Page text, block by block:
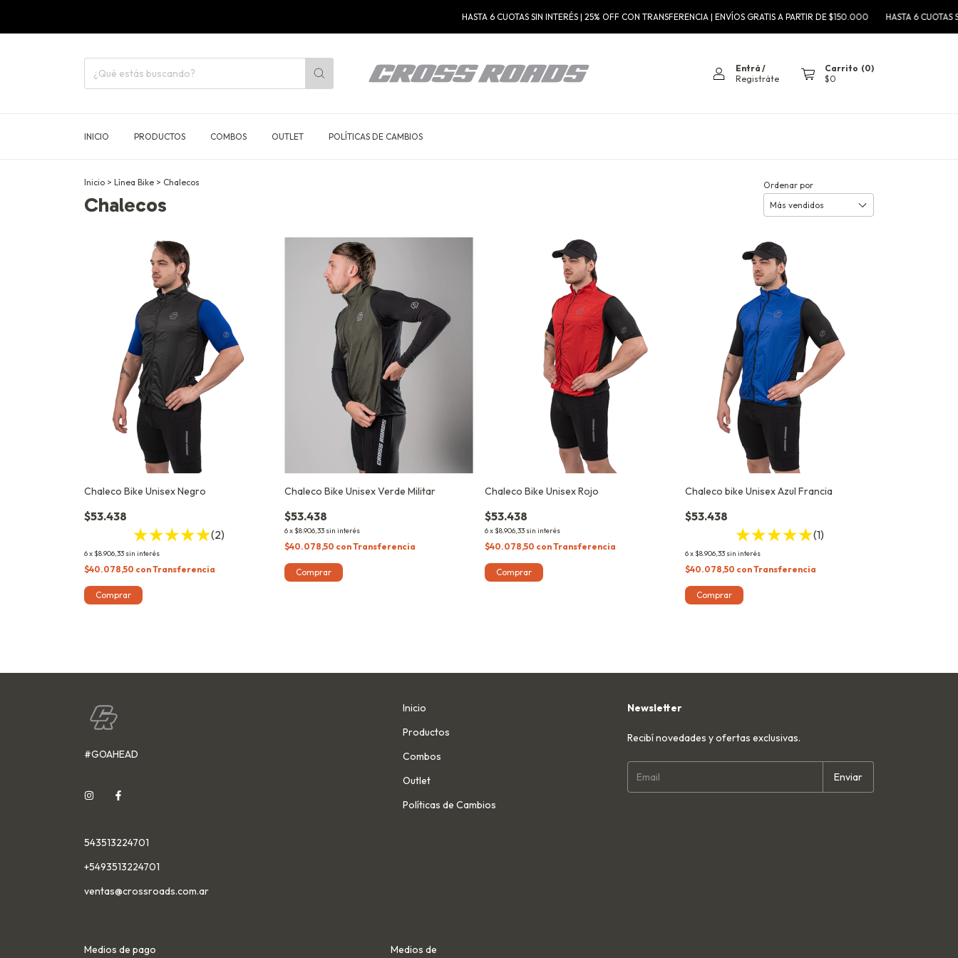
HASTA 6 CUOTAS SIN INTERÉS | 25% OFF CON TRANSFERENCIA | ENVÍOS GRATIS A PARTIR DE $150.000 HASTA 6 CUOTAS
Entrá /
Registráte
Carrito (0)
$0
INICIO PRODUCTOS COMBOS OUTLET POLÍTICAS DE CAMBIOS
Inicio > Línea Bike > Chalecos
Chalecos
Ordenar por
Chaleco Bike Unisex Negro
$53.438
(2)
6x $8.906,33 sin interés
$40.078,50 conTransferencia
Comprar
Chaleco Bike Unisex Verde Militar
$53.438
6x $8.906,33 sin interés
$40.078,50 conTransferencia
Comprar
Chaleco Bike Unisex Rojo
$53.438
6x $8.906,33 sin interés
$40.078,50 conTransferencia
Comprar
Chaleco bike Unisex Azul Francia
$53.438
(1)
6x $8.906,33 sin interés
$40.078,50 conTransferencia
Comprar
#GOAHEAD
543513224701
+5493513224701
ventas@crossroads.com.ar
Inicio
Productos
Combos
Outlet
Políticas de Cambios
Newsletter
Recibí novedades y ofertas exclusivas.
Medios de pago
Medios de